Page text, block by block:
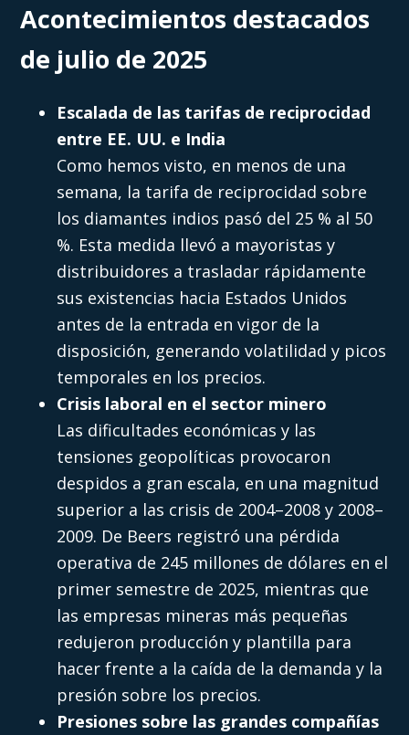
Acontecimientos destacados
de julio de 2025
Escalada de las tarifas de reciprocidad
entre EE. UU. e India
Como hemos visto, en menos de una
semana, la tarifa de reciprocidad sobre
los diamantes indios pasó del 25 % al 50
%. Esta medida llevó a mayoristas y
distribuidores a trasladar rápidamente
sus existencias hacia Estados Unidos
antes de la entrada en vigor de la
disposición, generando volatilidad y picos
temporales en los precios.
Crisis laboral en el sector minero
Las dificultades económicas y las
tensiones geopolíticas provocaron
despidos a gran escala, en una magnitud
superior a las crisis de 2004–2008 y 2008–
2009. De Beers registró una pérdida
operativa de 245 millones de dólares en el
primer semestre de 2025, mientras que
las empresas mineras más pequeñas
redujeron producción y plantilla para
hacer frente a la caída de la demanda y la
presión sobre los precios.
Presiones sobre las grandes compañías